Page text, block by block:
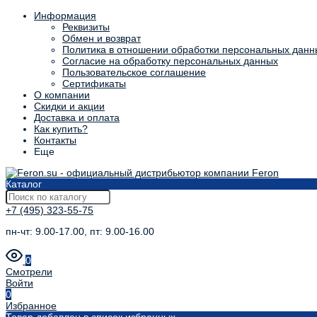
Информация
Реквизиты
Обмен и возврат
Политика в отношении обработки персональных
Согласие на обработку персональных данных
Пользовательское соглашение
Сертификаты
О компании
Скидки и акции
Доставка и оплата
Как купить?
Контакты
Еще
Каталог
+7 (495) 323-55-75
пн-чт: 9.00-17.00, пт: 9.00-16.00
0
Смотрели
Войти
0
Избранное